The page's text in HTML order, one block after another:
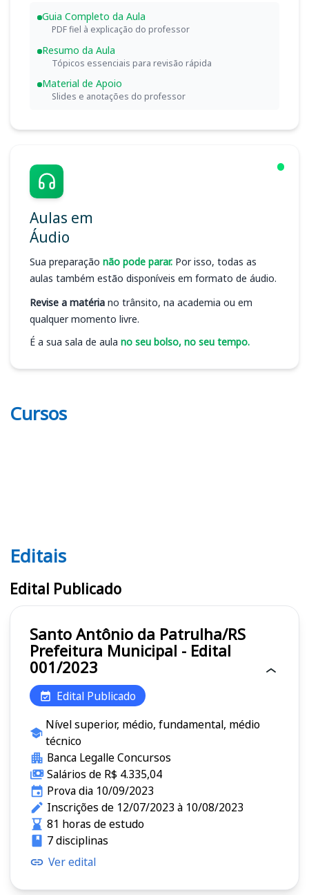
Guia Completo da Aula
PDF fiel à explicação do professor
Resumo da Aula
Tópicos essenciais para revisão rápida
Material de Apoio
Slides e anotações do professor
Aulas em
Áudio
Sua preparação não pode parar. Por isso, todas as
aulas também estão disponíveis em formato de áudio.
Revise a matéria no trânsito, na academia ou em
qualquer momento livre.
É a sua sala de aula no seu bolso, no seu tempo.
Cursos
Editais
Editais
Edital Publicado
Santo Antônio da Patrulha/RS
Prefeitura Municipal - Edital
001/2023
Edital Publicado
Nível superior, médio, fundamental, médio
técnico
Banca Legalle Concursos
Salários de R$ 4.335,04
Prova dia 10/09/2023
Inscrições de 12/07/2023 à 10/08/2023
81 horas de estudo
7 disciplinas
Ver edital